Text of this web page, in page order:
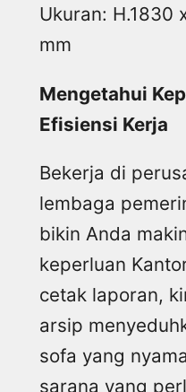
Ukuran: H.1830
mm
Mengetahui
Efisiensi Kerja
Bekerja di
lembaga
bikin Anda
keperluan
cetak laporan,
arsip
sofa yang
sarana yang